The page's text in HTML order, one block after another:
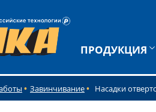
ПРОДУКЦИЯ
Завинчивание Насадки